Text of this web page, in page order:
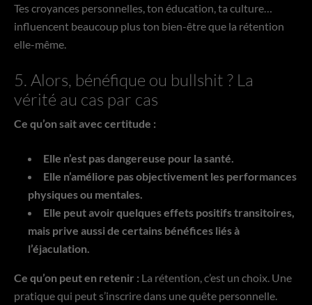
Tes croyances personnelles, ton éducation, ta culture…
influencent beaucoup plus ton bien-être que la rétention
elle-même.
5. Alors, bénéfique ou bullshit ? La
vérité au cas par cas
Ce qu’on sait avec certitude :
Elle n’est pas dangereuse pour la santé.
Elle n’améliore pas objectivement les performances
physiques ou mentales.
Elle peut avoir quelques effets positifs transitoires,
mais prive aussi de certains bénéfices liés à
l’éjaculation.
Ce qu’on peut en retenir : La rétention, c’est un choix. Une
pratique qui peut s’inscrire dans une quête personnelle.